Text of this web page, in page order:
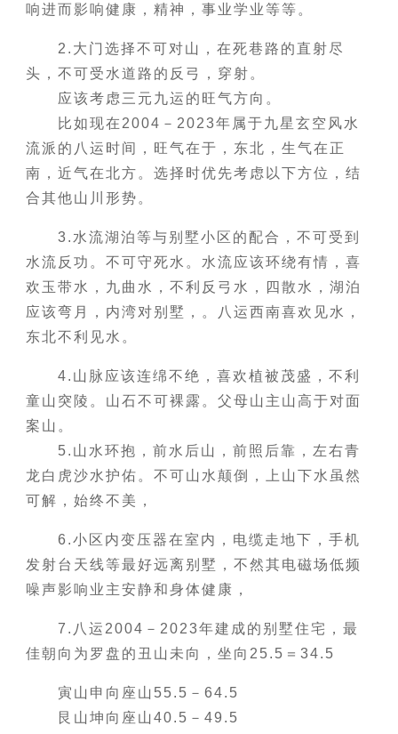
响进而影响健康，精神，事业学业等等。
2.大门选择不可对山，在死巷路的直射尽
头，不可受水道路的反弓，穿射。
应该考虑三元九运的旺气方向。
比如现在2004－2023年属于九星玄空风水
流派的八运时间，旺气在于，东北，生气在正
南，近气在北方。选择时优先考虑以下方位，结
合其他山川形势。
3.水流湖泊等与别墅小区的配合，不可受到
水流反功。不可守死水。水流应该环绕有情，喜
欢玉带水，九曲水，不利反弓水，四散水，湖泊
应该弯月，内湾对别墅，。八运西南喜欢见水，
东北不利见水。
4.山脉应该连绵不绝，喜欢植被茂盛，不利
童山突陵。山石不可裸露。父母山主山高于对面
案山。
5.山水环抱，前水后山，前照后靠，左右青
龙白虎沙水护佑。不可山水颠倒，上山下水虽然
可解，始终不美，
6.小区内变压器在室内，电缆走地下，手机
发射台天线等最好远离别墅，不然其电磁场低频
噪声影响业主安静和身体健康，
7.八运2004－2023年建成的别墅住宅，最
佳朝向为罗盘的丑山未向，坐向25.5＝34.5
寅山申向座山55.5－64.5
艮山坤向座山40.5－49.5